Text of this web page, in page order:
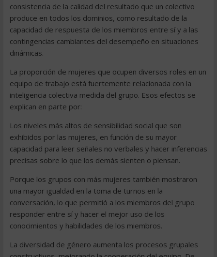
consistencia de la calidad del resultado que un colectivo
produce en todos los dominios, como resultado de la
capacidad de respuesta de los miembros entre sí y a las
contingencias cambiantes del desempeño en situaciones
dinámicas.
La proporción de mujeres que ocupen diversos roles en un
equipo de trabajo está fuertemente relacionada con la
inteligencia colectiva medida del grupo. Esos efectos se
explican en parte por:
Los niveles más altos de sensibilidad social que son
exhibidos por las mujeres, en función de su mayor
capacidad para leer señales no verbales y hacer inferencias
precisas sobre lo que los demás sienten o piensan.
Porque los grupos con más mujeres también mostraron
una mayor igualdad en la toma de turnos en la
conversación, lo que permitió a los miembros del grupo
responder entre sí y hacer el mejor uso de los
conocimientos y habilidades de los miembros.
La diversidad de género aumenta los procesos grupales